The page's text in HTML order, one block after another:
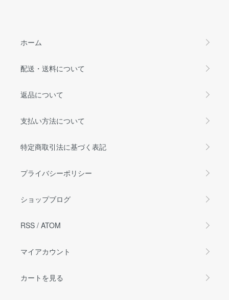
ホーム
配送・送料について
返品について
支払い方法について
特定商取引法に基づく表記
プライバシーポリシー
ショップブログ
RSS / ATOM
マイアカウント
カートを見る